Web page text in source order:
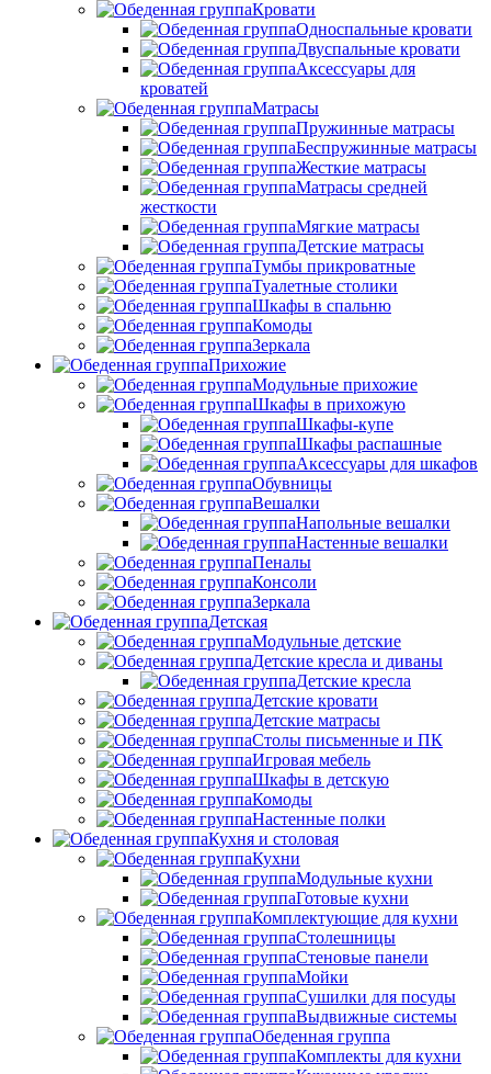
Кровати
Односпальные кровати
Двуспальные кровати
Аксессуары для
кроватей
Матрасы
Пружинные матрасы
Беспружинные матрасы
Жесткие матрасы
Матрасы средней
жесткости
Мягкие матрасы
Детские матрасы
Тумбы прикроватные
Туалетные столики
Шкафы в спальню
Комоды
Зеркала
Прихожие
Модульные прихожие
Шкафы в прихожую
Шкафы-купе
Шкафы распашные
Аксессуары для шкафов
Обувницы
Вешалки
Напольные вешалки
Настенные вешалки
Пеналы
Консоли
Зеркала
Детская
Модульные детские
Детские кресла и диваны
Детские кресла
Детские кровати
Детские матрасы
Столы письменные и ПК
Игровая мебель
Шкафы в детскую
Комоды
Настенные полки
Кухня и столовая
Кухни
Модульные кухни
Готовые кухни
Комплектующие для кухни
Столешницы
Стеновые панели
Мойки
Сушилки для посуды
Выдвижные системы
Обеденная группа
Комплекты для кухни